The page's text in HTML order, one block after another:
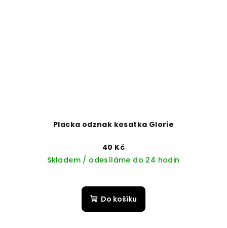
Placka odznak kosatka Glorie
40 Kč
Skladem / odesíláme do 24 hodin
Do košíku